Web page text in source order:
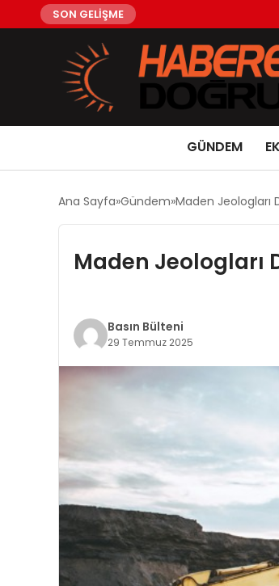
SON GELİŞME
GÜNDEM
Ana Sayfa Gündem Maden Jeologları
Maden Jeologları
Basın Bülteni
29 Temmuz 2025